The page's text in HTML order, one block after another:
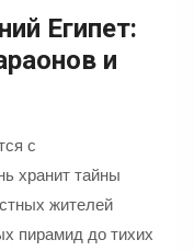
Египет:
и
с
хранит тайны
жителей
пирамид до тихих